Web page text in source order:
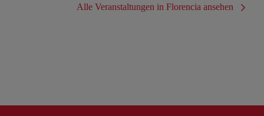
Alle Veranstaltungen in Florencia ansehen